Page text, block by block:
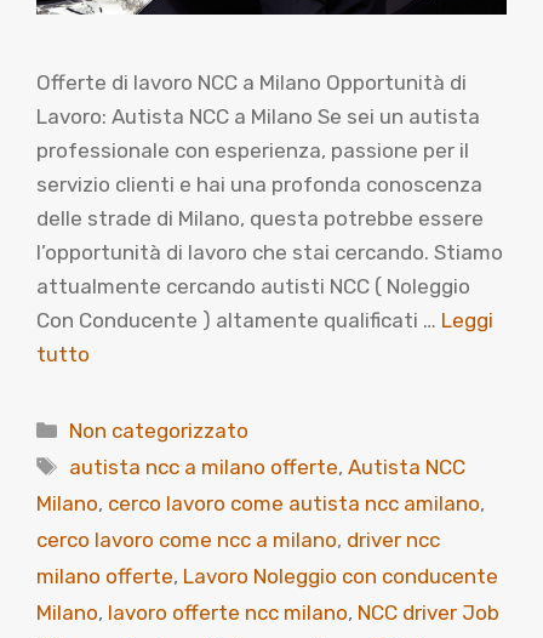
Offerte di lavoro NCC a Milano Opportunità di
Lavoro: Autista NCC a Milano Se sei un autista
professionale con esperienza, passione per il
servizio clienti e hai una profonda conoscenza
delle strade di Milano, questa potrebbe essere
l’opportunità di lavoro che stai cercando. Stiamo
attualmente cercando autisti NCC ( Noleggio
Con Conducente ) altamente qualificati … Leggi
tutto
Categorie
Non categorizzato
Tag
autista ncc a milano offerte,Autista NCC
Milano, cerco lavoro come autista ncc amilano,
cerco lavoro come ncc a milano, driver ncc
milano offerte, Lavoro Noleggio con conducente
Milano, lavoro offerte ncc milano, NCC driver Job